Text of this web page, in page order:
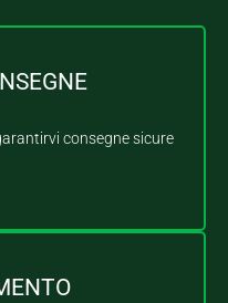
consegne sicure